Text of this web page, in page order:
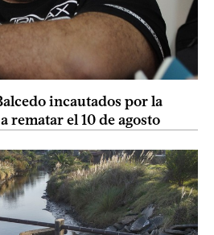
incautados por la
rematar el 10 de agosto